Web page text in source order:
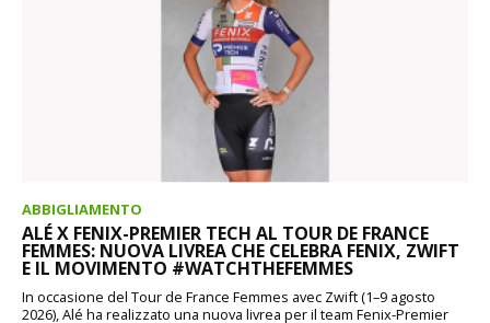
ABBIGLIAMENTO
ALÉ X FENIX-PREMIER TECH AL TOUR DE FRANCE
FEMMES: NUOVA LIVREA CHE CELEBRA FENIX, ZWIFT
E IL MOVIMENTO #WATCHTHEFEMMES
In occasione del Tour de France Femmes avec Zwift (1–9 agosto
2026), Alé ha realizzato una nuova livrea per il team Fenix-Premier